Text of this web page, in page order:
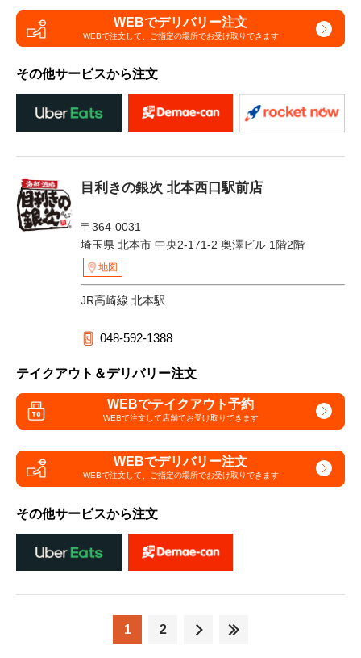
WEBでデリバリー注文
WEBで注文して、 ご指定の場所でお受け取りできます
その他サービスから注文
目利きの銀次 北本西口駅前店
〒364-0031
埼玉県 北本市 中央2-171-2 奥澤ビル 1階2階
地図
JR高崎線 北本駅
048-592-1388
テイクアウト＆デリバリー注文
WEBでテイクアウト予約
WEBで注文して店舗でお受け取りできます
WEBでデリバリー注文
WEBで注文して、 ご指定の場所でお受け取りできます
その他サービスから注文
1 2